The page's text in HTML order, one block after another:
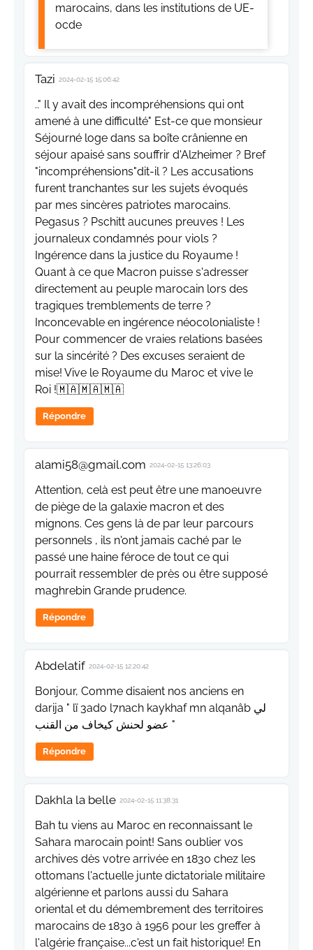
marocains, dans les institutions de UE-
ocde
Tazi 2024-02-15 15:06:42
.." Il y avait des incompréhensions qui ont
amené à une difficulté" Est-ce que monsieur
Séjourné loge dans sa boîte crânienne en
séjour apaisé sans souffrir d'Alzheimer ? Bref
"incompréhensions"dit-il ? Les accusations
furent tranchantes sur les sujets évoqués
par mes sincères patriotes marocains.
Pegasus ? Pschitt aucunes preuves ! Les
journaleux condamnés pour viols ?
Ingérence dans la justice du Royaume !
Quant à ce que Macron puisse s'adresser
directement au peuple marocain lors des
tragiques tremblements de terre ?
Inconcevable en ingérence néocolonialiste !
Pour commencer de vraies relations basées
sur la sincérité ? Des excuses seraient de
mise! Vive le Royaume du Maroc et vive le
Roi !🇲🇦🇲🇦🇲🇦
Répondre
alami58@gmail.com 2024-02-15 13:26:03
Attention, celà est peut être une manoeuvre
de piège de la galaxie macron et des
mignons. Ces gens là de par leur parcours
personnels , ils n'ont jamais caché par le
passé une haine féroce de tout ce qui
pourrait ressembler de près ou être supposé
maghrebin Grande prudence.
Répondre
Abdelatif 2024-02-15 12:20:42
Bonjour, Comme disaient nos anciens en
darija " lï 3ado l7nach kaykhaf mn alqanâb لي
عضو لحنش كيخاف من القنب "
Répondre
Dakhla la belle 2024-02-15 11:38:31
Bah tu viens au Maroc en reconnaissant le
Sahara marocain point! Sans oublier vos
archives dès votre arrivée en 1830 chez les
ottomans l'actuelle junte dictatoriale militaire
algérienne et parlons aussi du Sahara
oriental et du démembrement des territoires
marocains de 1830 à 1956 pour les greffer à
l'algérie française...c'est un fait historique! En